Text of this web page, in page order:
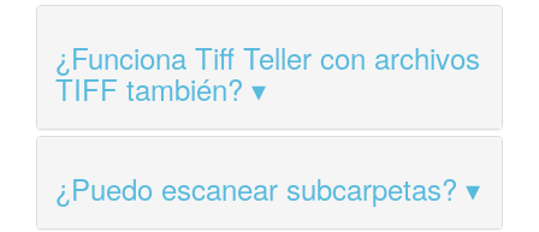
¿Funciona Tiff Teller con archivos
TIFF también?
¿Puedo escanear subcarpetas?